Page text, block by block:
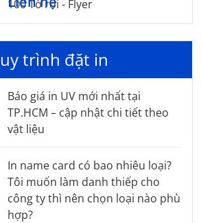
100 Tờ rơi - Flyer
trình đặt in
Báo giá in UV mới nhất tại
TP.HCM – cập nhật chi tiết theo
vật liệu
In name card có bao nhiêu loại?
Tôi muốn làm danh thiếp cho
công ty thì nên chọn loại nào phù
hợp?